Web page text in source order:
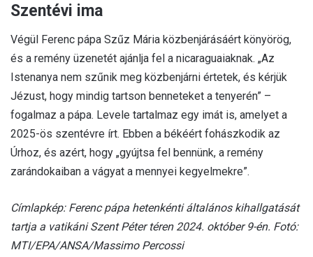
Szentévi ima
Végül Ferenc pápa Szűz Mária közbenjárásáért könyörög,
és a remény üzenetét ajánlja fel a nicaraguaiaknak. „Az
Istenanya nem szűnik meg közbenjárni értetek, és kérjük
Jézust, hogy mindig tartson benneteket a tenyerén” –
fogalmaz a pápa. Levele tartalmaz egy imát is, amelyet a
2025-ös szentévre írt. Ebben a békéért fohászkodik az
Úrhoz, és azért, hogy „gyújtsa fel bennünk, a remény
zarándokaiban a vágyat a mennyei kegyelmekre”.
Címlapkép: Ferenc pápa hetenkénti általános kihallgatását
tartja a vatikáni Szent Péter téren 2024. október 9-én. Fotó:
MTI/EPA/ANSA/Massimo Percossi